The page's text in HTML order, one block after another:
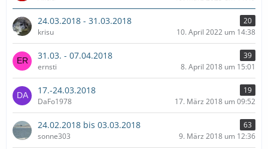
24.03.2018 - 31.03.2018
20
krisu
10. April 2022 um 14:38
31.03. - 07.04.2018
39
ernsti
8. April 2018 um 15:01
17.-24.03.2018
19
DaFo1978
17. März 2018 um 09:52
24.02.2018 bis 03.03.2018
63
sonne303
9. März 2018 um 12:36